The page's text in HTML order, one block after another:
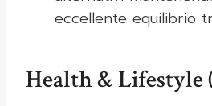
eccellente equilibrio
Health & Lifestyle